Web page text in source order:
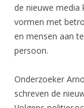
de nieuwe media
vormen met
en mensen aan
persoon.
Onderzoeker
schreven de